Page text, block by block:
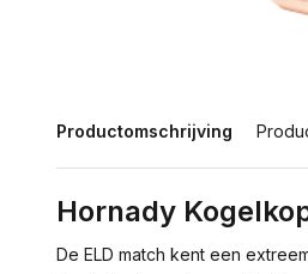
Productomschrijving
Hornady
De ELD match kent een